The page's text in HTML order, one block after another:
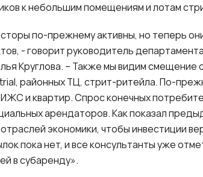
к небольшим помещениям и лотам
по-прежнему активны, но теперь
- говорит руководитель
Круглова. – Также мы видим смещение
, районных ТЦ, стрит-ритейла. По-
и квартир. Спрос конечных
арендаторов. Как показал
экономики, чтобы инвестиции
пока нет, и все консультанты уже
в субаренду».